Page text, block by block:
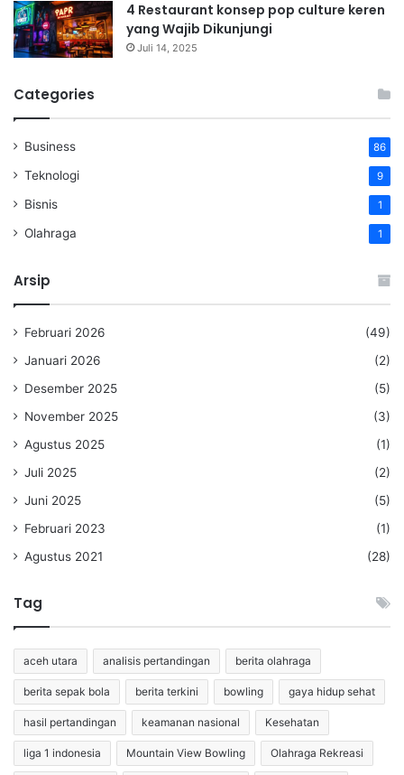
4 Restaurant konsep pop culture keren
yang Wajib Dikunjungi
Juli 14, 2025
Categories
Business 86
Teknologi 9
Bisnis 1
Olahraga 1
Arsip
Februari 2026
(49)
Januari 2026
(2)
Desember 2025
(5)
November 2025
(3)
Agustus 2025
(1)
Juli 2025
(2)
Juni 2025
(5)
Februari 2023
(1)
Agustus 2021
(28)
Tag
aceh utara analisis pertandingan berita olahraga
berita sepak bola berita terkini bowling gaya hidup sehat
hasil pertandingan keamanan nasional Kesehatan
liga 1 indonesia Mountain View Bowling Olahraga Rekreasi